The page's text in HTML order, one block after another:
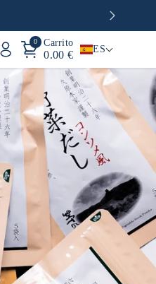
0 Carrito
0.00 € ES